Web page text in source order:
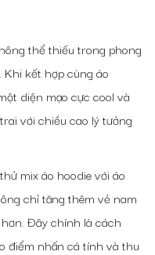
thể thiếu trong phong
kết hợp cùng áo
diện mạo cực cool và
với chiều cao lý tưởng
mix áo hoodie với áo
chỉ tăng thêm vẻ nam
Đây chính là cách
điểm nhấn cá tính và thu